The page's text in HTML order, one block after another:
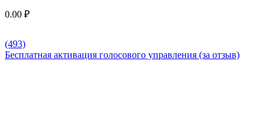
0.00 ₽
(493)
Бесплатная активация голосового управления (за отзыв)